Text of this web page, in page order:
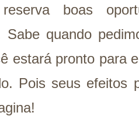
boas
Sabe quando
estará pronto para
Pois seus efeitos